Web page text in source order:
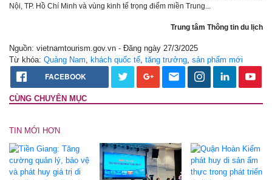
Nội, TP. Hồ Chí Minh và vùng kinh tế trọng điểm miền Trung...
Trung tâm Thông tin du lịch
Nguồn: vietnamtourism.gov.vn - Đăng ngày 27/3/2025
Từ khóa: Quảng Nam, khách quốc tế, tăng trưởng, sản phẩm mới
FACEBOOK
CÙNG CHUYÊN MỤC
TIN MỚI HƠN